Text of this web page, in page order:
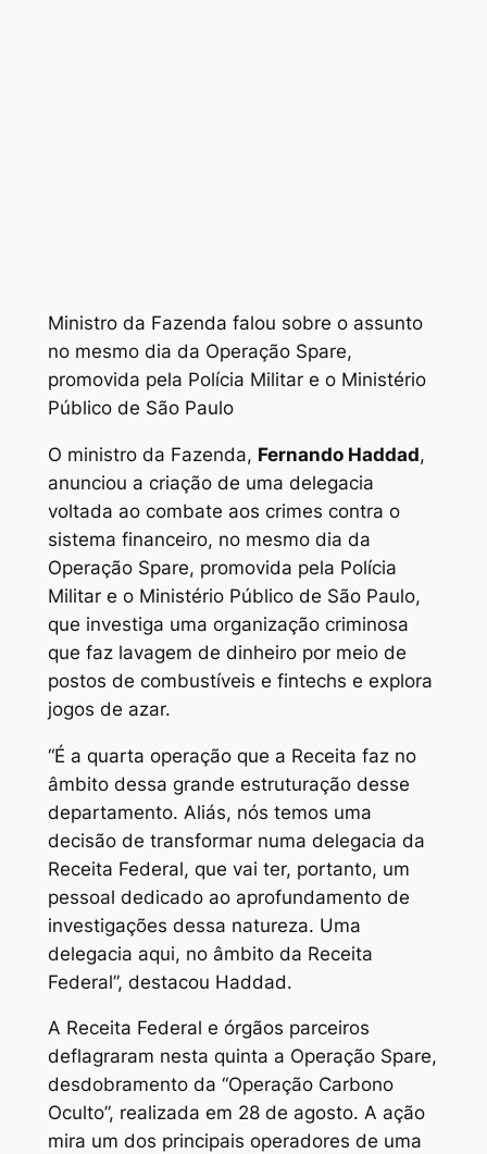
Ministro da Fazenda falou sobre o assunto
no mesmo dia da Operação Spare,
promovida pela Polícia Militar e o Ministério
Público de São Paulo
O ministro da Fazenda, Fernando Haddad,
anunciou a criação de uma delegacia
voltada ao combate aos crimes contra o
sistema financeiro, no mesmo dia da
Operação Spare, promovida pela Polícia
Militar e o Ministério Público de São Paulo,
que investiga uma organização criminosa
que faz lavagem de dinheiro por meio de
postos de combustíveis e fintechs e explora
jogos de azar.
“É a quarta operação que a Receita faz no
âmbito dessa grande estruturação desse
departamento. Aliás, nós temos uma
decisão de transformar numa delegacia da
Receita Federal, que vai ter, portanto, um
pessoal dedicado ao aprofundamento de
investigações dessa natureza. Uma
delegacia aqui, no âmbito da Receita
Federal”, destacou Haddad.
A Receita Federal e órgãos parceiros
deflagraram nesta quinta a Operação Spare,
desdobramento da “Operação Carbono
Oculto”, realizada em 28 de agosto. A ação
mira um dos principais operadores de uma